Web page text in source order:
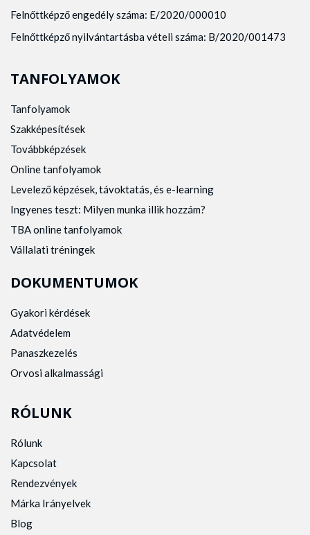
Felnőttképző engedély száma: E/2020/000010
Felnőttképző nyilvántartásba vételi száma: B/2020/001473
TANFOLYAMOK
Tanfolyamok
Szakképesítések
Továbbképzések
Online tanfolyamok
Levelező képzések, távoktatás, és e-learning
Ingyenes teszt: Milyen munka illik hozzám?
TBA online tanfolyamok
Vállalati tréningek
DOKUMENTUMOK
Gyakori kérdések
Adatvédelem
Panaszkezelés
Orvosi alkalmassági
RÓLUNK
Rólunk
Kapcsolat
Rendezvények
Márka Irányelvek
Blog